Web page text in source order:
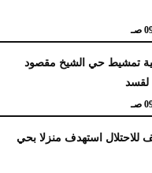
تمشيط حي الشيخ مقصود
لقسد
استهدف منزلا بحي